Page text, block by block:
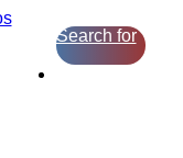
Search for